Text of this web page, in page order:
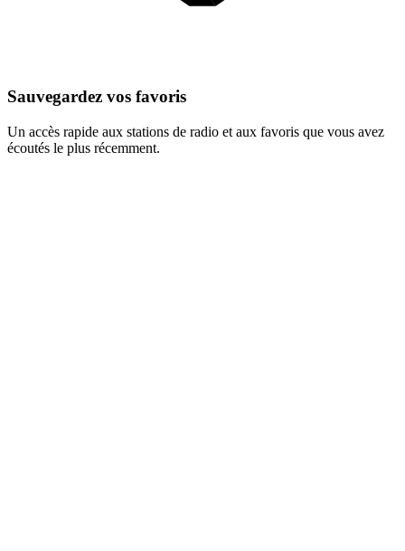
Sauvegardez vos favoris
Un accès rapide aux stations de radio et aux favoris que vous avez
écoutés le plus récemment.